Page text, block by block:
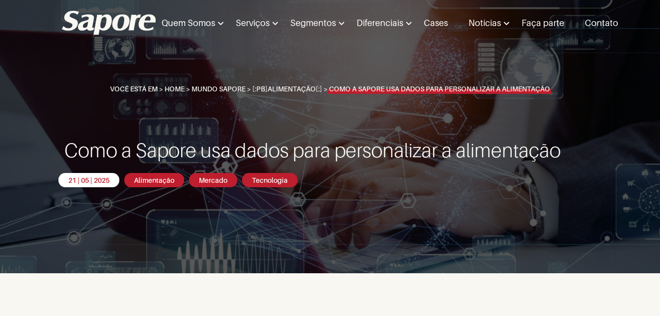
Quem Somos Serviços Segmentos Diferenciais Cases Notícias Faça parte Contato
VOCÊ ESTÁ EM > HOME> MUNDO SAPORE > [:PB]ALIMENTAÇÃO[:] >COMO A SAPORE USA DADOS PARA PERSONALIZAR A ALIMENTAÇÃO
Como a Sapore usa dados para personalizar a alimentação
21 | 05 | 2025 Alimentação Mercado Tecnologia